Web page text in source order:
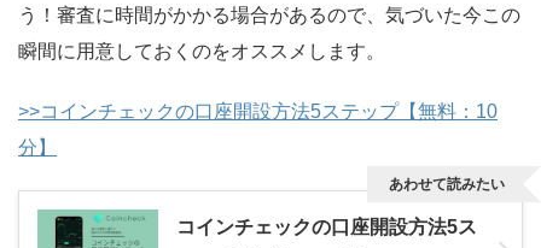
う！審査に時間がかかる場合があるので、気づいた今この
瞬間に用意しておくのをオススメします。
>>コインチェックの口座開設方法5ステップ【無料：10
分】
コインチェックの口座開設方法5ス
あわせて読みたい